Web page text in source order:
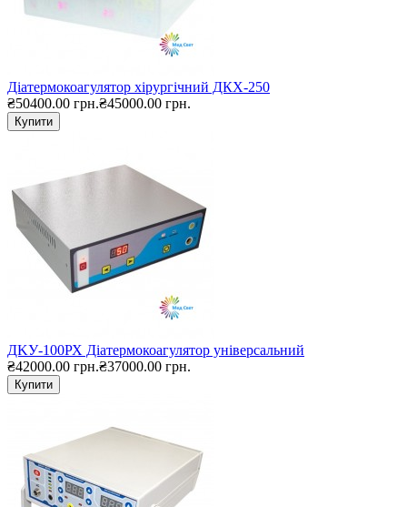
Діатермокоагулятор хірургічний ДКХ-250
₴50400.00 грн.₴45000.00 грн.
Купити
ДKУ-100РХ Діатермокоагулятор універсальний
₴42000.00 грн.₴37000.00 грн.
Купити